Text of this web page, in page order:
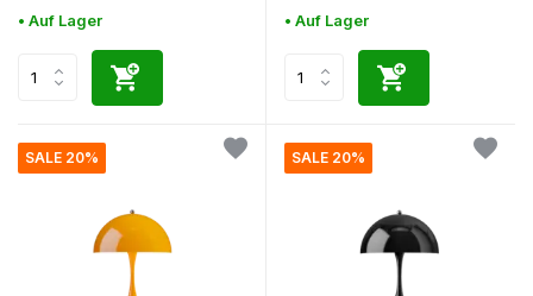
• Auf Lager • Auf Lager
SALE 20% SALE 20%